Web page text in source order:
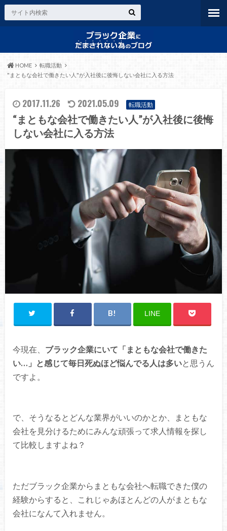
HOME
転職活動
"まともな会社で働きたい人"が入社後に後悔しない会社に入る方法
2017.11.26 2021.05.09 転職活動
“まともな会社で働きたい人”が入社後に後悔
しない会社に入る方法
LINE
今現在、 ブラック企業にいて「まともな会社で働きた
い…」と感じて毎日死ぬほど悩んでる人は多いと思うん
ですよ。
で、そうなるとどんな業界がいいのかとか、まともな
会社を見分けるためにみんな頑張って求人情報を探し
て比較しますよね？
ただブラック企業からまともな会社へ転職できた僕の
経験からすると、これじゃあほとんどの人がまともな
会社になんて入れません。